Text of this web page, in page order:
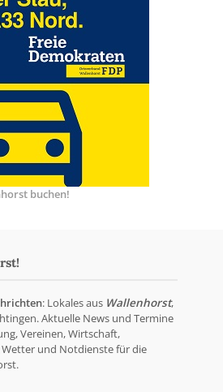
buchen!
: Lokales aus Wallenhorst,
Aktuelle News und Termine
Vereinen, Wirtschaft,
und Notdienste für die